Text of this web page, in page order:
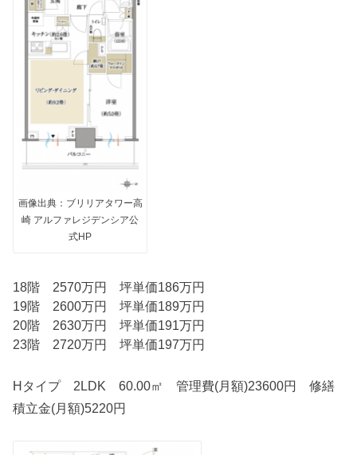
画像出典：ブリリアタワー高
崎 アルファレジデンシア公
式HP
18階 2570万円 坪単価186万円
19階 2600万円 坪単価189万円
20階 2630万円 坪単価191万円
23階 2720万円 坪単価197万円
Hタイプ 2LDK 60.00㎡ 管理費(月額)23600円 修繕
積立金(月額)5220円